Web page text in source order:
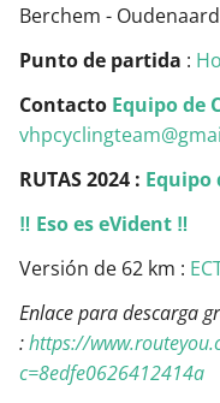
Berchem -
Punto de partida :
Contacto Equipo de
RUTAS 2024 : Equipo
‼ Eso es eVident ‼
Versión de 62 km :
Enlace para descarga
:https://
c=8edfe0626412414a